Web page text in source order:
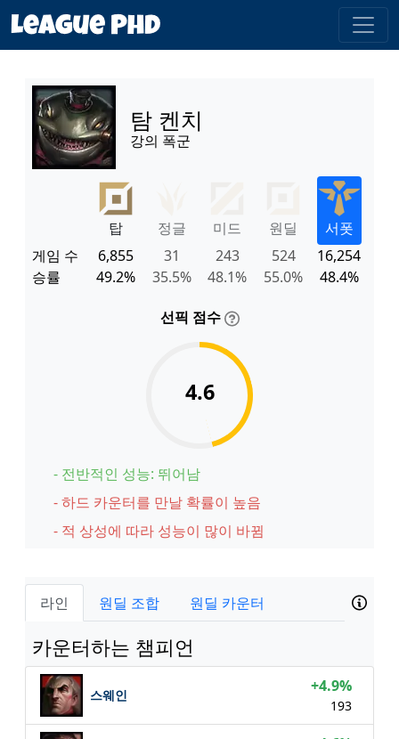
탐 켄치
강의 폭군
탑 정글 미드 원딜
서폿
게임 수
6,855 31 243 524
16,254
승률
49.2% 35.5% 48.1% 55.0% 48.4%
선픽 점수
4.6
- 전반적인 성능: 뛰어남
- 하드 카운터를 만날 확률이 높음
- 적 상성에 따라 성능이 많이 바뀜
라인 원딜 조합 원딜 카운터
카운터하는 챔피언
스웨인 +4.9%
193